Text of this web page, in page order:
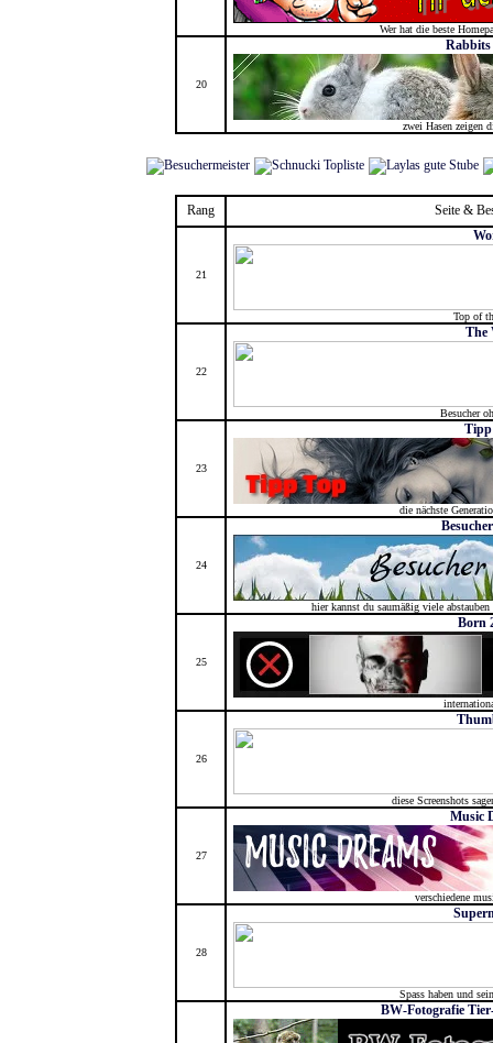
Wer hat die beste
20
Rabbits
zwei Hasen zeigen
Rang Seite &
21
Top of
22
The
Besucher
23
die nächste
24
hier kannst du saumäßig viele
25
Born
26
diese Screenshots
27
Music
verschiedene
28
Spass haben und
BW-Fotografie